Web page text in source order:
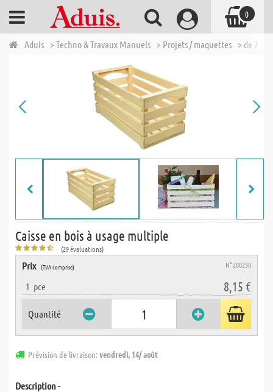
Aduis > Techno & Travaux Manuels > Projets / maquettes > de 7 à
Caisse en bois à usage multiple
(29 évaluations)
Prix (TVA comprise) N° 200250
1 pce 8,15 €
Quantité
Prévision de livraison:vendredi, 14/ août
Description -
0